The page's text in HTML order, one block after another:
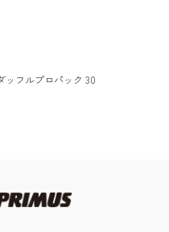
ッフルプロパック 30